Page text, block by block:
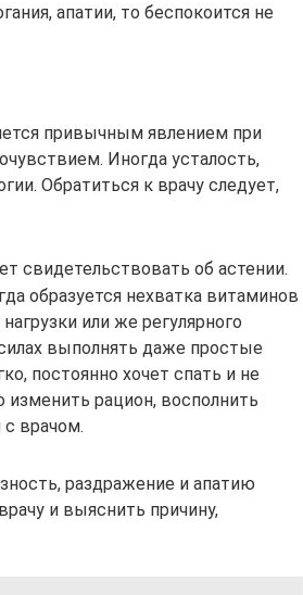
апатии, то беспокоится не
привычным явлением при
Иногда усталость,
Обратиться к врачу следует,
свидетельствовать об астении.
образуется нехватка витаминов
или же регулярного
выполнять даже простые
постоянно хочет спать и не
рацион, восполнить
с врачом.
раздражение и апатию
и выяснить причину,